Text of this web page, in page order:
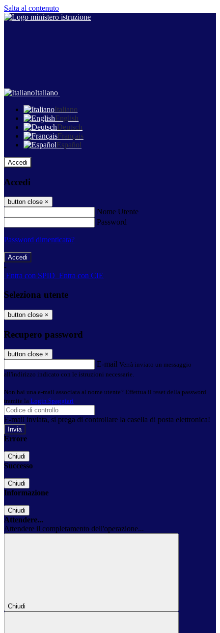
Salta al contenuto
Italiano
Italiano
English
Deutsch
Français
Español
Accedi
Accedi
button close ×
Nome Utente
Password
Password dimenticata?
-
Entra con SPID Entra con CIE
Seleziona utente
button close ×
Recupero password
button close ×
E-mail Verrà inviato un messaggio
all'indirizzo indicato con le istruzioni necessarie.
Non hai una e-mail associata al nome utente? Effettua il reset della password
tramite la Login Spaggiari
E-mail inviata, si prega di controllare la casella di posta elettronica!
Errore
Chiudi
Successo
Chiudi
Informazione
Chiudi
Attendere...
Attendere il completamento dell'operazione...
Chiudi